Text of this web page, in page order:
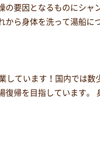
の要因となるものにシャ
から身体を洗って湯船に
しています！国内では数
復帰を目指しています。